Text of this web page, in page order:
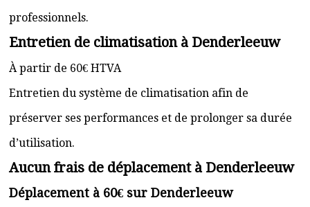
professionnels.
Entretien de climatisation à Denderleeuw
À partir de 60€ HTVA
Entretien du système de climatisation afin de
préserver ses performances et de prolonger sa durée
d’utilisation.
Aucun frais de déplacement à Denderleeuw
Déplacement à 60€ sur Denderleeuw